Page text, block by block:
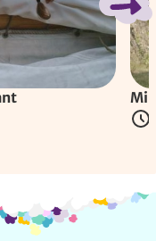
kontakt